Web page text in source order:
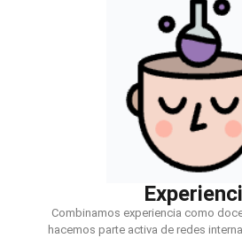
Combinamos experiencia como
hacemos parte activa de redes